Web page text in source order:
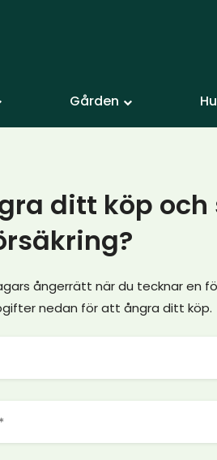
Gården
ditt köp och
ångerrätt när du tecknar en
nedan för att ångra ditt köp.